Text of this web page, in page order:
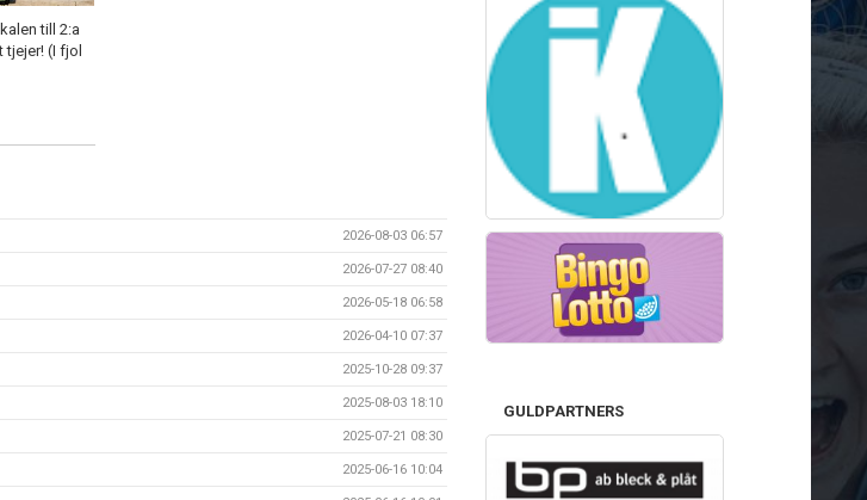
till 2:a
(I fjol
2026-08-03 06:57
2026-07-27 08:40
2026-05-18 06:58
2026-04-10 07:37
2025-10-28 09:37
2025-08-03 18:10
2025-07-21 08:30
2025-06-16 10:04
GULDPARTNERS